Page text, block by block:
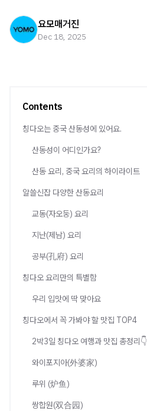
요모매거진
Dec 18, 2025
Contents
칭다오는 중국 산동성에 있어요.
산동성이 어디인가요?
산동 요리, 중국 요리의 하이라이트
알쓸신잡 다양한 산동요리
교동(자오둥) 요리
지난(제남) 요리
공부(孔府) 요리
칭다오 요리만의 특별함
우리 입맛에 딱 맞아요
칭다오에서 꼭 가봐야 할 맛집 TOP4
2박3일 칭다오 여행과 맛집 총정리👇
와이포지아(外婆家)
루위 (炉鱼)
쌍합원(双合园)